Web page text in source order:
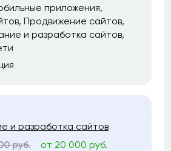
приложения
Продвижение сайтов
и разработка сайтов
и разработка сайтов
руб.
от 20 000 руб.